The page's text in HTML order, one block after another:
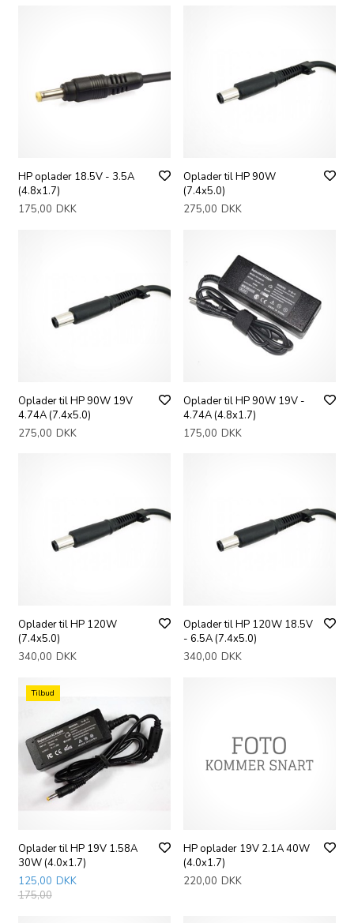
HP oplader 18.5V - 3.5A
(4.8x1.7)
175,00 DKK
Oplader til HP 90W
(7.4x5.0)
275,00 DKK
Oplader til HP 90W 19V
4.74A (7.4x5.0)
275,00 DKK
Oplader til HP 90W 19V -
4.74A (4.8x1.7)
175,00 DKK
Oplader til HP 120W
(7.4x5.0)
340,00 DKK
Oplader til HP 120W 18.5V
- 6.5A (7.4x5.0)
340,00 DKK
Tilbud
Oplader til HP 19V 1.58A
30W (4.0x1.7)
125,00 DKK
175,00
HP oplader 19V 2.1A 40W
(4.0x1.7)
220,00 DKK